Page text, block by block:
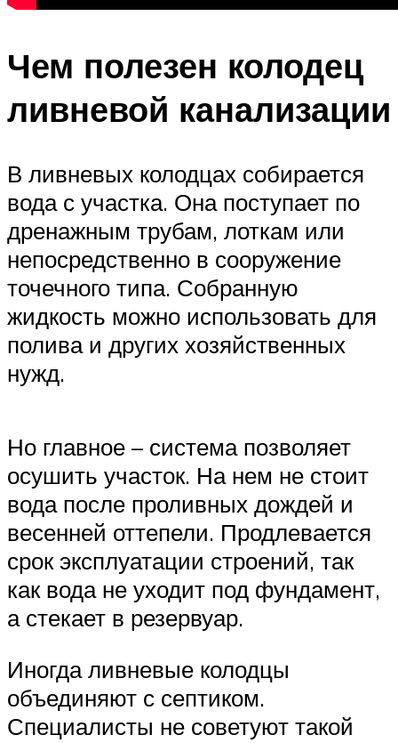
Чем полезен колодец
ливневой канализации
В ливневых колодцах собирается
вода с участка. Она поступает по
дренажным трубам, лоткам или
непосредственно в сооружение
точечного типа. Собранную
жидкость можно использовать для
полива и других хозяйственных
нужд.
Но главное – система позволяет
осушить участок. На нем не стоит
вода после проливных дождей и
весенней оттепели. Продлевается
срок эксплуатации строений, так
как вода не уходит под фундамент,
а стекает в резервуар.
Иногда ливневые колодцы
объединяют с септиком.
Специалисты не советуют такой